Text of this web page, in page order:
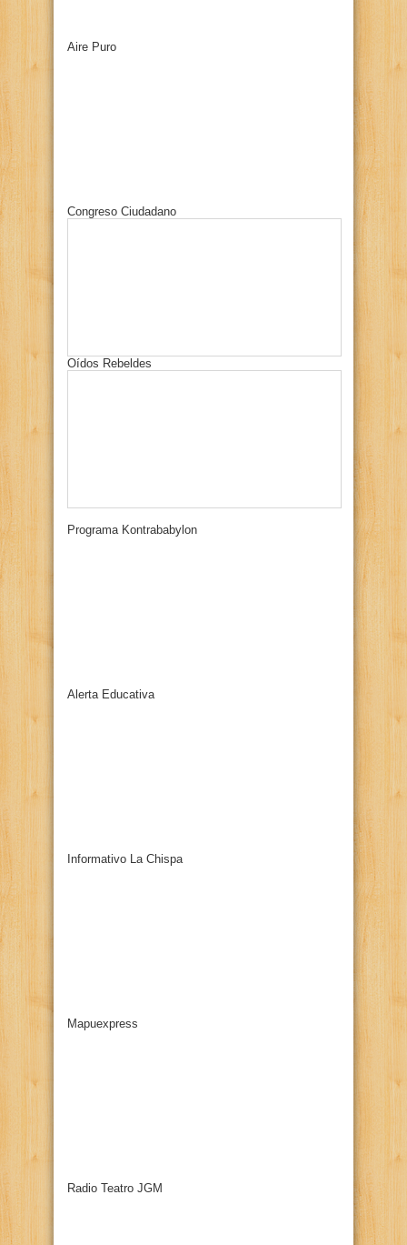
Aire Puro
Congreso Ciudadano
Oídos Rebeldes
Programa Kontrababylon
Alerta Educativa
Informativo La Chispa
Mapuexpress
Radio Teatro JGM